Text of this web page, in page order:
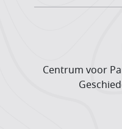
Centrum voor